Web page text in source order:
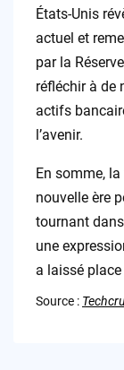
États-Unis
actuel et
par la
réfléchir à de
actifs
l’avenir.
En somme,
nouvelle ère
tournant
une
a laissé
Source :